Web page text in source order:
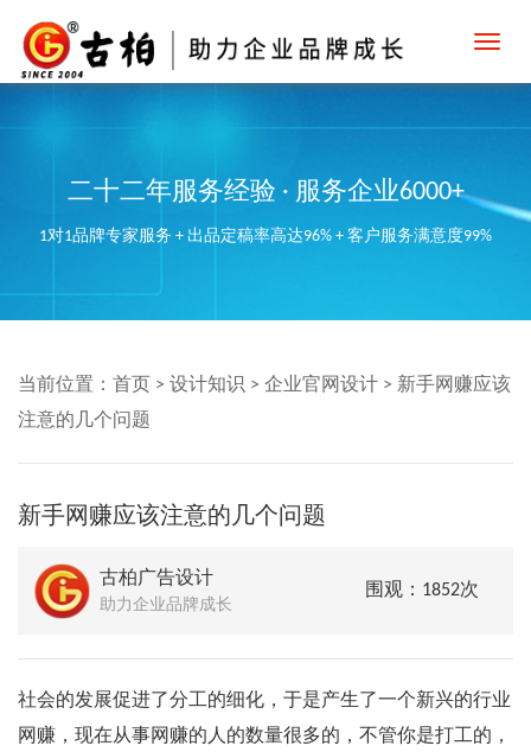
二十二年服务经验 · 服务企业6000+
1对1品牌专家服务 + 出品定稿率高达96% + 客户服务满意度99%
当前位置： 首页 > 设计知识 > 企业官网设计 > 新手网赚应该
注意的几个问题
新手网赚应该注意的几个问题
古柏广告设计
助力企业品牌成长
围观：1852次
社会的发展促进了分工的细化，于是产生了一个新兴的行业
网赚，现在从事网赚的人的数量很多的，不管你是打工的，